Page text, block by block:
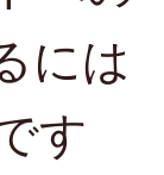
には
す